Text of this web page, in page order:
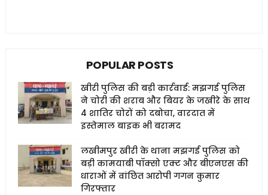
POPULAR POSTS
खीरी पुलिस की बड़ी कार्रवाई: मझगई पुलिस
ने चोरी की शराब और बियर के जखीरे के साथ
4 शातिर चोरों को दबोचा, वारदात में
इस्तेमाल बाइक भी बरामद
लखीमपुर खीरी के थाना मझगई पुलिस को
बड़ी कामयाबी पॉक्सो एक्ट और बीएनएस की
धाराओं में वांछित आरोपी गगन कुमार
गिरफ्तार